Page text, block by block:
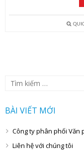
Tìm
kiếm
BÀI VIẾT MỚI
Công ty phân phối Văn
Liên hệ với chúng tôi